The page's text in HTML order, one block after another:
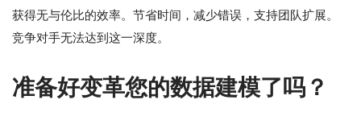
获得无与伦比的效率。节省时间，减少错误，支持团队扩展。
竞争对手无法达到这一深度。
准备好变革您的数据建模了吗？